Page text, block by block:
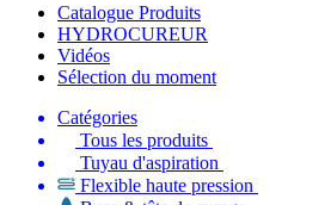
Catalogue Produits
HYDROCUREUR
Vidéos
Sélection du moment
Catégories
Tous les produits
Tuyau d'aspiration
Flexible haute pression